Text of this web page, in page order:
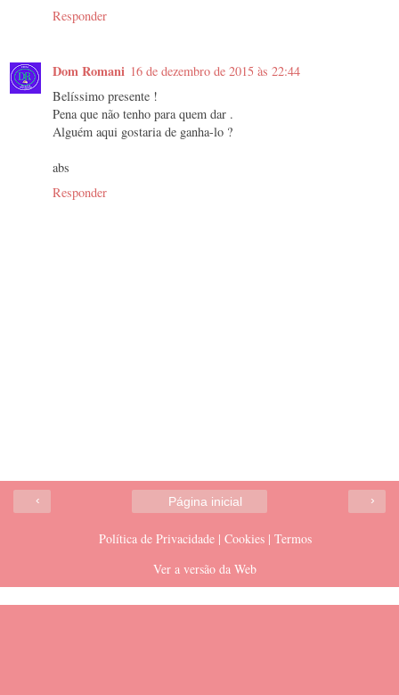
Responder
Dom Romani 16 de dezembro de 2015 às 22:44
Belíssimo presente !
Pena que não tenho para quem dar .
Alguém aqui gostaria de ganha-lo ?
abs
Responder
‹ ›
Página inicial
Política de Privacidade | Cookies | Termos
Ver a versão da Web